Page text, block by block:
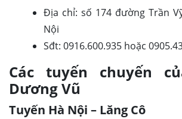
Địa chỉ: số 174 đường Trần
Nội
Sđt: 0916.600.935 hoặc
Các tuyến chuyến
Dương Vũ
Tuyến Hà Nội – Lăng Cô